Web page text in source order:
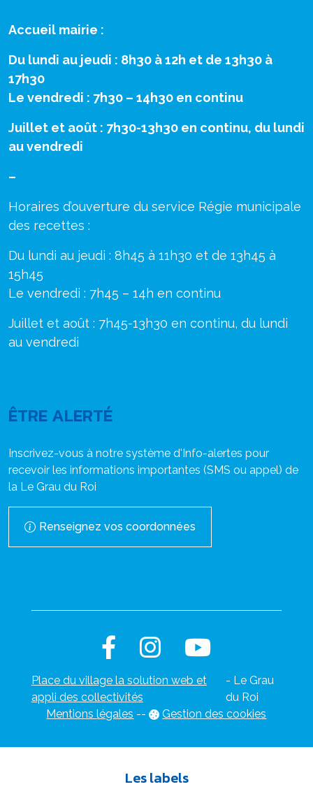
Accueil mairie :
Du lundi au jeudi : 8h30 à 12h et de 13h30 à
17h30
Le vendredi : 7h30 – 14h30 en continu
Juillet et août : 7h30-13h30 en continu, du lundi
au vendredi
–
Horaires d’ouverture du service Régie municipale
des recettes :
Du lundi au jeudi : 8h45 à 11h30 et de 13h45 à
15h45
Le vendredi : 7h45 – 14h en continu
Juillet et août : 7h45-13h30 en continu, du lundi
au vendredi
ÊTRE ALERTÉ
Inscrivez-vous à notre système d'Info-alertes pour
recevoir les informations importantes (SMS ou appel) de
la Le Grau du Roi
Renseignez vos coordonnées
Place du village la solution web et
appli des collectivités
- Le Grau
du Roi
Mentions légales -- Gestion des cookies
Les labels